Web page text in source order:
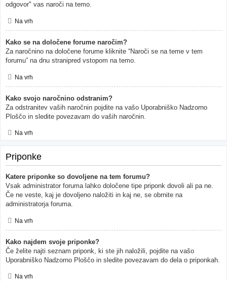
odgovor" vas naroči na temo.
Na vrh
Kako se na določene forume naročim?
Za naročnino na določene forume kliknite “Naroči se na teme v tem
forumu” na dnu stranipred vstopom na temo.
Na vrh
Kako svojo naročnino odstranim?
Za odstranitev vaših naročnin pojdite na vašo Uporabniško Nadzorno
Ploščo in sledite povezavam do vaših naročnin.
Na vrh
Priponke
Katere priponke so dovoljene na tem forumu?
Vsak administrator foruma lahko določene tipe priponk dovoli ali pa ne.
Če ne veste, kaj je dovoljeno naložiti in kaj ne, se obrnite na
administratorja foruma.
Na vrh
Kako najdem svoje priponke?
Če želite najti seznam priponk, ki ste jih naložili, pojdite na vašo
Uporabniško Nadzorno Ploščo in sledite povezavam do dela o priponkah.
Na vrh